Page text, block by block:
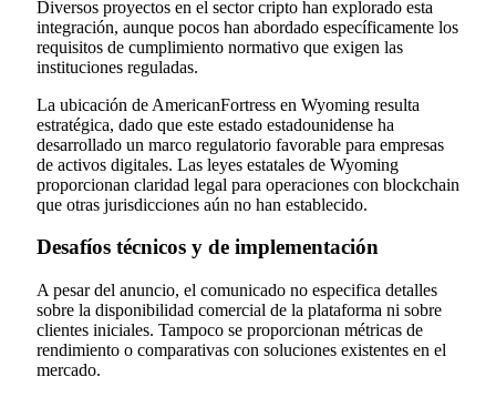
Diversos proyectos en el sector cripto han explorado esta
integración, aunque pocos han abordado específicamente los
requisitos de cumplimiento normativo que exigen las
instituciones reguladas.
La ubicación de AmericanFortress en Wyoming resulta
estratégica, dado que este estado estadounidense ha
desarrollado un marco regulatorio favorable para empresas
de activos digitales. Las leyes estatales de Wyoming
proporcionan claridad legal para operaciones con blockchain
que otras jurisdicciones aún no han establecido.
Desafíos técnicos y de implementación
A pesar del anuncio, el comunicado no especifica detalles
sobre la disponibilidad comercial de la plataforma ni sobre
clientes iniciales. Tampoco se proporcionan métricas de
rendimiento o comparativas con soluciones existentes en el
mercado.